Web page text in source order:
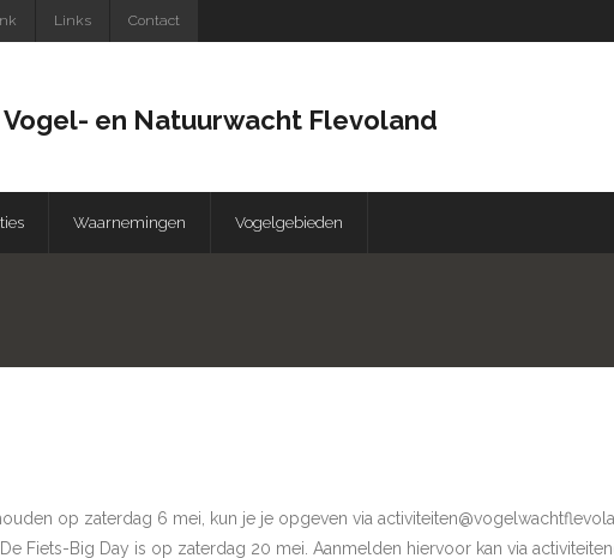
Links Contact
Vogel- en Natuurwacht Flevoland
Waarnemingen Vogelgebieden
op zaterdag 6 mei, kun je je opgeven via
Fiets-Big Day is op zaterdag 20 mei. Aanmelden hiervoor kan via